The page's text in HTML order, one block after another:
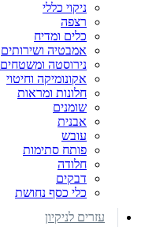
ניקוי כללי
רצפה
כלים ומדיח
אמבטיה ושירותים
נירוסטה ומשטחים
אקונומיקה וחיטוי
חלונות ומראות
שומנים
אבנית
עובש
פותח סתימות
חלודה
דבקים
כלי כסף נחושת
עזרים לניקיון